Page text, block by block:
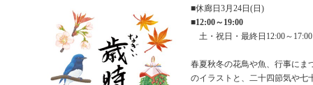
■休廊日3月24日(日)
■12:00～19:00
土・祝日・最終日12:00～17:00
春夏秋冬の花鳥や魚、行事にま
のイラストと、二十四節気や七